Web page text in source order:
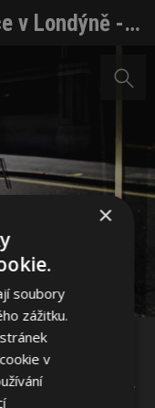
Rybí Vánoce v Londýně - v restauraci Tincan
DuPont™ Corian®.
čtvrti Soho.
plody nejvyšší kvality.
na vnitřní stěny a
×
soubory
zážitku.
v